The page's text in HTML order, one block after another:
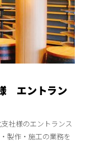
エントラン
社様のエントランス
製作・施工の業務を